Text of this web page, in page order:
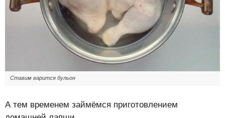
Ставим варится бульон
А тем временем займёмся приготовлением